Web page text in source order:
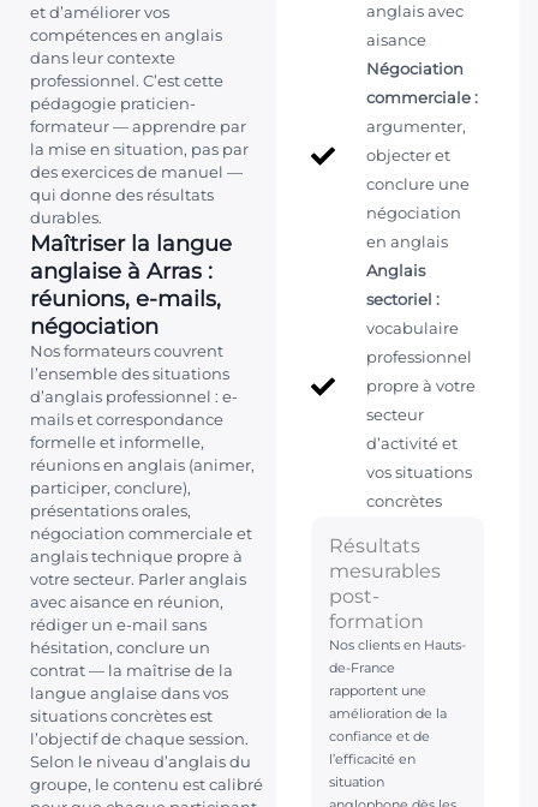
et d’améliorer vos
compétences en anglais
dans leur contexte
professionnel. C’est cette
pédagogie praticien-
formateur — apprendre par
la mise en situation, pas par
des exercices de manuel —
qui donne des résultats
durables.
Maîtriser la langue
anglaise à Arras :
réunions, e-mails,
négociation
Nos formateurs couvrent
l’ensemble des situations
d’anglais professionnel : e-
mails et correspondance
formelle et informelle,
réunions en anglais (animer,
participer, conclure),
présentations orales,
négociation commerciale et
anglais technique propre à
votre secteur. Parler anglais
avec aisance en réunion,
rédiger un e-mail sans
hésitation, conclure un
contrat — la maîtrise de la
langue anglaise dans vos
situations concrètes est
l’objectif de chaque session.
Selon le niveau d’anglais du
groupe, le contenu est calibré
anglais avec
aisance
Négociation
commerciale :
argumenter,
objecter et
conclure une
négociation
en anglais
Anglais
sectoriel :
vocabulaire
professionnel
propre à votre
secteur
d’activité et
vos situations
concrètes
Résultats
mesurables
post-
formation
Nos clients en Hauts-
de-France
rapportent une
amélioration de la
confiance et de
l’efficacité en
situation